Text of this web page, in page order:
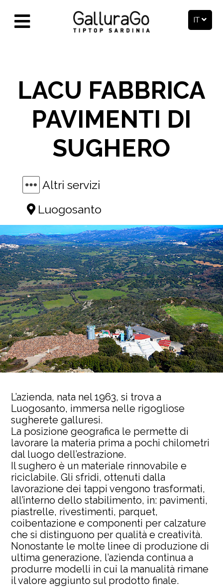
IT
LACU FABBRICA
PAVIMENTI DI
SUGHERO
Altri servizi
Luogosanto
L’azienda, nata nel 1963, si trova a
Luogosanto, immersa nelle rigogliose
sugherete galluresi.
La posizione geografica le permette di
lavorare la materia prima a pochi chilometri
dal luogo dell’estrazione.
Il sughero è un materiale rinnovabile e
riciclabile. Gli sfridi, ottenuti dalla
lavorazione dei tappi vengono trasformati,
all’interno dello stabilimento, in: pavimenti,
piastrelle, rivestimenti, parquet,
coibentazione e componenti per calzature
che si distinguono per qualità e creatività.
Nonostante le molte linee di produzione di
ultima generazione, l’azienda continua a
produrre modelli in cui la manualità rimane
il valore aggiunto sul prodotto finale.